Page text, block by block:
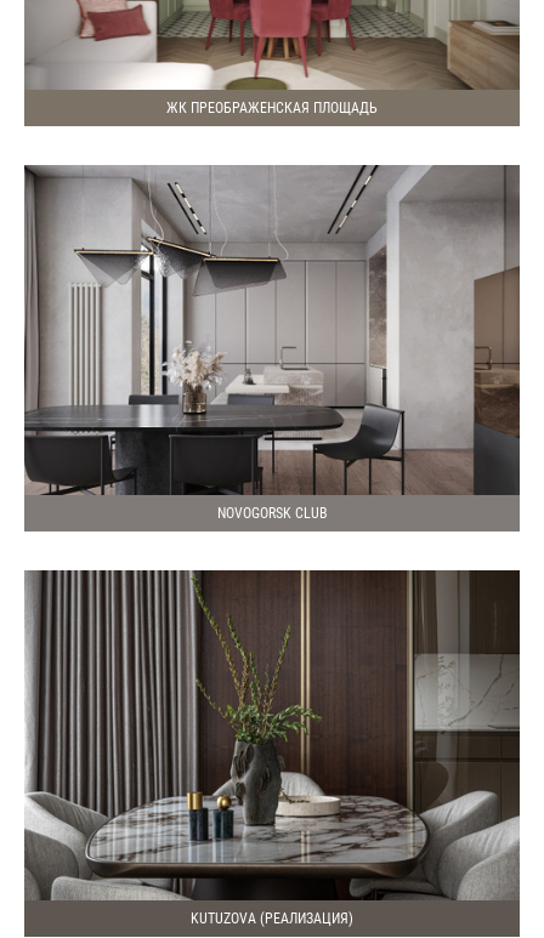
ЖК ПРЕОБРАЖЕНСКАЯ ПЛОЩАДЬ
NOVOGORSK CLUB
KUTUZOVA (РЕАЛИЗАЦИЯ)